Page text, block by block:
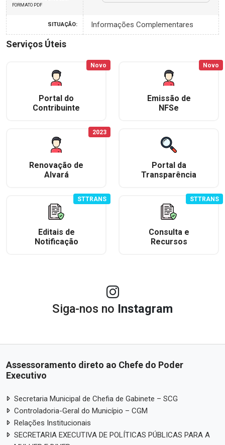
FORMATO PDF
SITUAÇÃO: Informações Complementares
Serviços Úteis
Portal do
Contribuinte
Novo
Emissão de
NFSe
Novo
Renovação de
Alvará
2023
Portal da
Transparência
Editais de
Notificação
STTRANS
Consulta e
Recursos
STTRANS
Siga-nos no Instagram
Assessoramento direto ao Chefe do Poder
Executivo
Secretaria Municipal de Chefia de Gabinete – SCG
Controladoria-Geral do Município – CGM
Relações Institucionais
SECRETARIA EXECUTIVA DE POLÍTICAS PÚBLICAS PARA A